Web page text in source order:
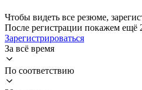
Чтобы видеть все резюме,
После регистрации покажем ещё
Зарегистрироваться
За всё время
По соответствию